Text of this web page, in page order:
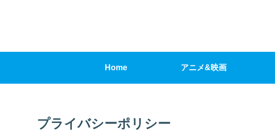
Home アニメ&映画
プライバシーポリシー